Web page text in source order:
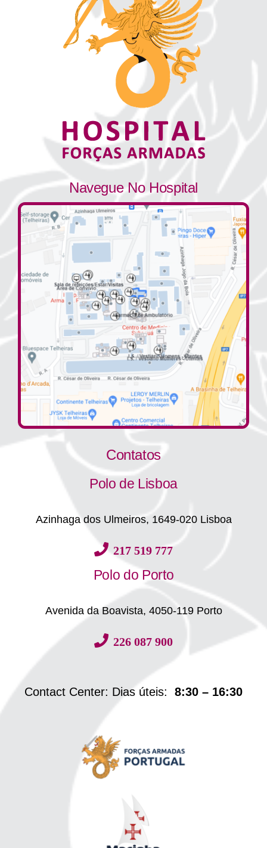
Navegue No Hospital
Contatos
Polo de Lisboa
Azinhaga dos Ulmeiros, 1649-020 Lisboa
217 519 777
Polo do Porto
Avenida da Boavista, 4050-119 Porto
226 087 900
Contact Center: Dias úteis: 8:30 – 16:30